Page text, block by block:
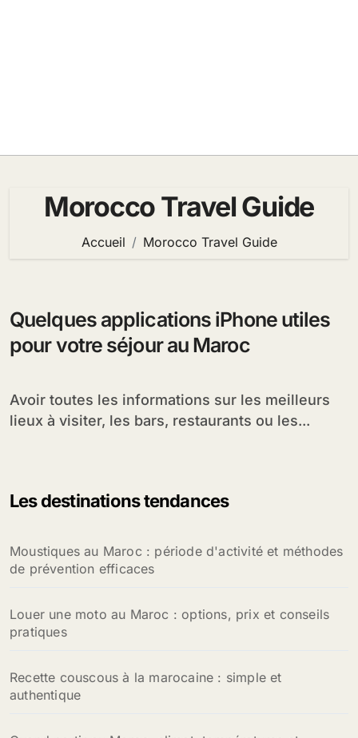
Morocco Travel Guide
Accueil Morocco Travel Guide
Quelques applications iPhone utiles
pour votre séjour au Maroc
Avoir toutes les informations sur les meilleurs
lieux à visiter, les bars, restaurants ou les...
Les destinations tendances
Moustiques au Maroc : période d'activité et méthodes
de prévention efficaces
Louer une moto au Maroc : options, prix et conseils
pratiques
Recette couscous à la marocaine : simple et
authentique